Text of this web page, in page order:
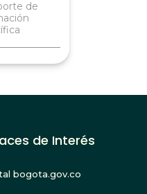
de
de Interés
bogota.gov.co